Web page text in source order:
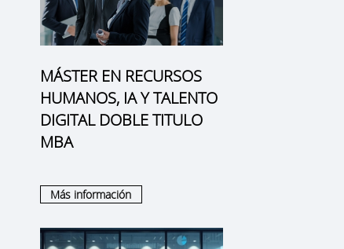
MÁSTER EN RECURSOS
HUMANOS, IA Y TALENTO
DIGITAL DOBLE TITULO
MBA
Más información